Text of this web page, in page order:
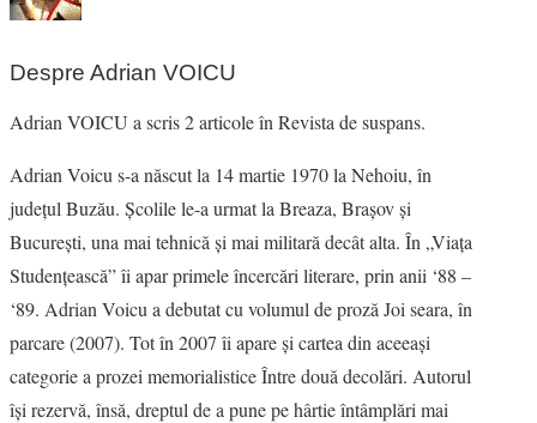
Despre Adrian VOICU
Adrian VOICU a scris 2 articole în Revista de suspans.
Adrian Voicu s-a născut la 14 martie 1970 la Nehoiu, în
judeţul Buzău. Şcolile le-a urmat la Breaza, Braşov şi
Bucureşti, una mai tehnică şi mai militară decât alta. În „Viaţa
Studenţească” îi apar primele încercări literare, prin anii ‘88 –
‘89. Adrian Voicu a debutat cu volumul de proză Joi seara, în
parcare (2007). Tot în 2007 îi apare şi cartea din aceeaşi
categorie a prozei memorialistice Între două decolări. Autorul
îşi rezervă, însă, dreptul de a pune pe hârtie întâmplări mai